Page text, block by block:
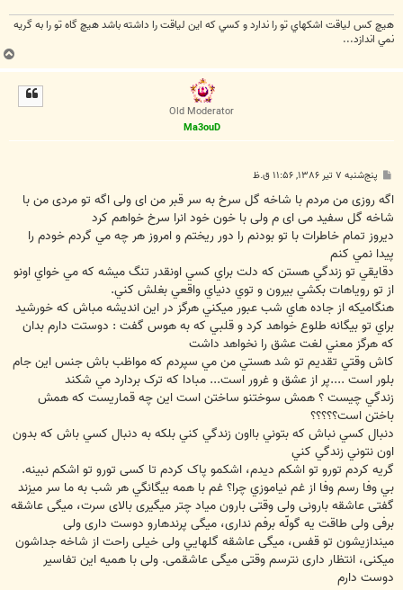
هيچ كس لياقت اشكهاي تو را ندارد و كسي كه اين لياقت را داشته باشد هيچ گاه تو را به گريه
نمي اندازد...
ب
ا
Old Moderator
Ma3ouD
پ
ت
پنج‌شنبه ۷ تیر ۱۳۸۶, ۱۱:۵۶ ق.ظ
اگه روزی من مردم با شاخه گل سرخ به سر قبر من ای ولی اگه تو مردی من با
شاخه گل سفید می ای م ولی با خون خود انرا سرخ خواهم کرد
ديروز تمام خاطرات با تو بودنم را دور ريختم و امروز هر چه مي گردم خودم را
پيدا نمي کنم
دقايقي تو زندگي هستن که دلت براي کسي اونقدر تنگ ميشه که مي خواي اونو
از تو روياهات بکشي بيرون و توي دنياي واقعي بغلش کني.
هنگاميکه از جاده هاي شب عبور ميکني هرگز در اين انديشه مباش که خورشيد
براي تو بيگانه طلوع خواهد کرد و قلبي که به هوس گفت : دوستت دارم بدان
که هرگز معني لغت عشق را نخواهد داشت
کاش وقتي تقديم تو شد هستي من مي سپردم که مواظب باش جنس اين جام
بلور است ....پر از عشق و غرور است... مبادا که ترک بردارد مي شکند
زندگي چيست ؟ همش سوختنو ساختن است اين چه قماريست که همش
باختن است؟؟؟؟؟
دنبال کسي نباش که بتوني بااون زندگي کني بلکه به دنبال کسي باش که بدون
اون نتوني زندگي کني
گريه کردم تورو تو اشکم ديدم، اشکمو پاک کردم تا کسی تورو تو اشکم نبينه.
بي وفا رسم وفا از غم نياموزي چرا؟ غم با همه بيگانگي هر شب به ما سر ميزند
گفتی عاشقه بارونی ولی وقتی بارون مياد چتر ميگيری بالای سرت، ميگی عاشقه
برفی ولی طاقت يه گولّه برفم نداری، ميگی پرندهارو دوست داری ولی
ميندازيشون تو قفس، ميگی عاشقه گلهايي ولی خيلی راحت از شاخه جداشون
ميکنی، انتظار داری نترسم وقتی ميگی عاشقمی. ولی با هميه اين تفاسير
دوست دارم